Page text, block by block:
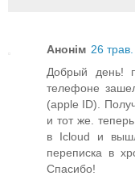
Анонім 26
Добрый день!
телефоне
(apple ID).
и тот же.
в Icloud и
переписка в
Спасибо!